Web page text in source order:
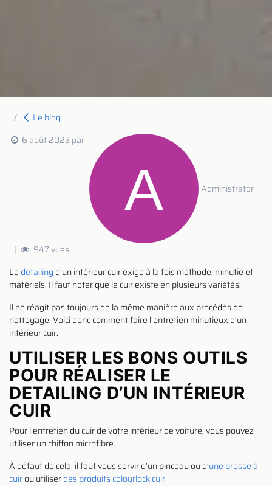
Le blog
6 août 2023par
Administrator
|
947 vues
Le detailing d’un intérieur cuir exige à la fois méthode, minutie et
matériels. Il faut noter que le cuir existe en plusieurs variétés.
Il ne réagit pas toujours de la même manière aux procédés de
nettoyage. Voici donc comment faire l’entretien minutieux d’un
intérieur cuir.
UTILISER LES BONS OUTILS
POUR RÉALISER LE
DETAILING D’UN INTÉRIEUR
CUIR
Pour l’entretien du cuir de votre intérieur de voiture, vous pouvez
utiliser un chiffon microfibre.
À défaut de cela, il faut vous servir d’un pinceau ou d’une brosse à
cuirou utiliserdes produits colourlock cuir.